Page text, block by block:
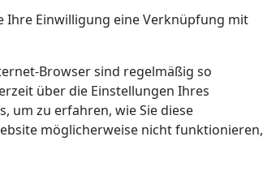
Ihre Einwilligung eine Verknüpfung mit
Browser sind regelmäßig so
über die Einstellungen Ihres
um zu erfahren, wie Sie diese
möglicherweise nicht funktionieren,